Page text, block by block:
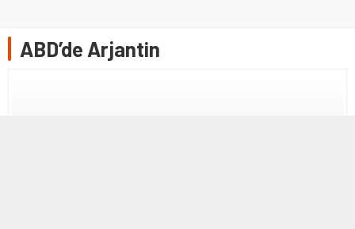
ABD’de Arjantin